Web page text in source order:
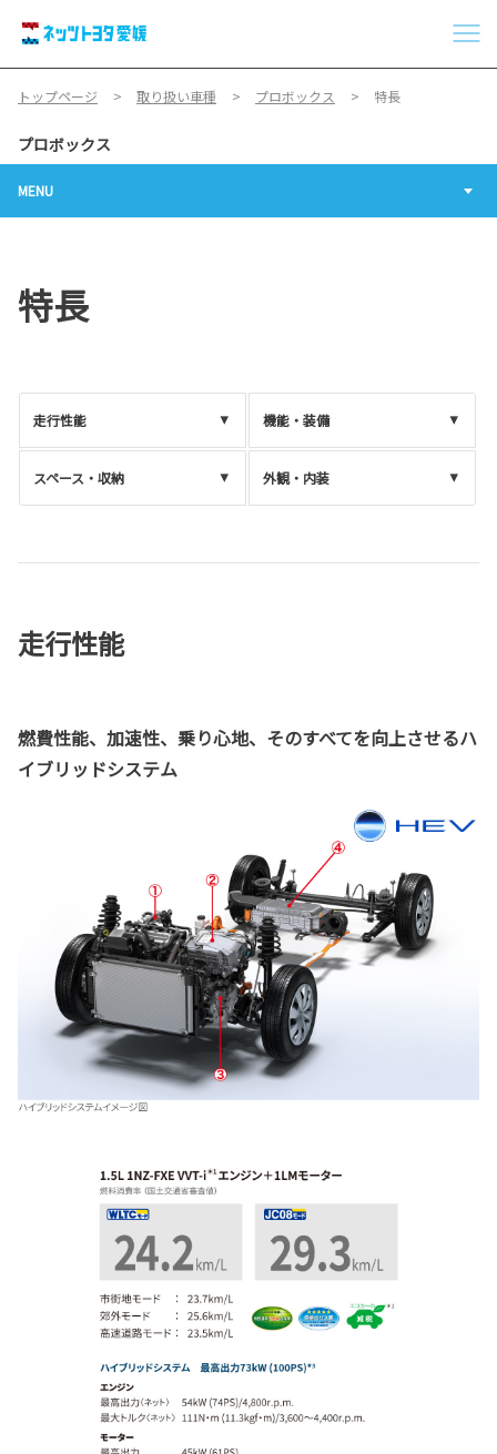
トップページ 取り扱い車種 プロボックス 特長
プロボックス
MENU
特長
走行性能 機能・装備
スペース・収納 外観・内装
走行性能
燃費性能、加速性、乗り心地、そのすべてを向上させるハ
イブリッドシステム